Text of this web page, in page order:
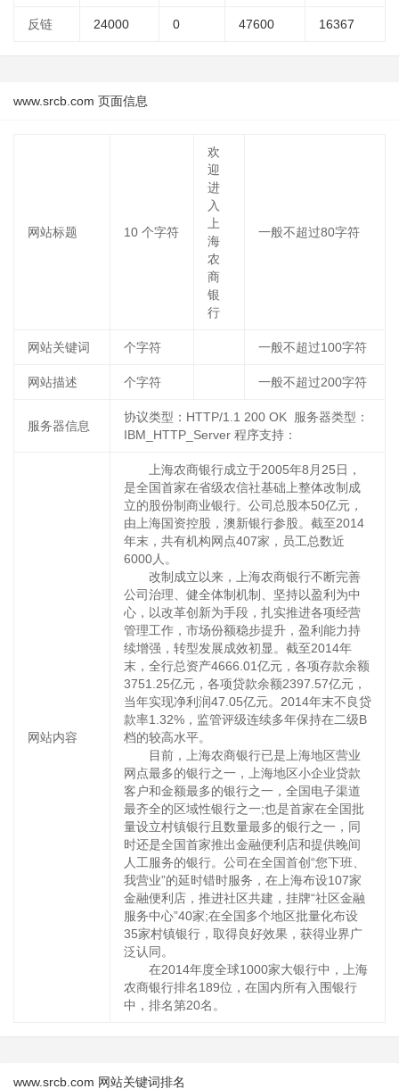
反链 24000 0 47600 16367
www.srcb.com 页面信息
网站标题 10 个字符
欢
迎
进
入
上
海
农
商
银
行
一般不超过80字符
网站关键词 个字符 一般不超过100字符
网站描述 个字符 一般不超过200字符
服务器信息
协议类型：HTTP/1.1 200 OK 服务器类型：
IBM_HTTP_Server 程序支持：
网站内容
上海农商银行成立于2005年8月25日，
是全国首家在省级农信社基础上整体改制成
立的股份制商业银行。公司总股本50亿元，
由上海国资控股，澳新银行参股。截至2014
年末，共有机构网点407家，员工总数近
6000人。
改制成立以来，上海农商银行不断完善
公司治理、健全体制机制、坚持以盈利为中
心，以改革创新为手段，扎实推进各项经营
管理工作，市场份额稳步提升，盈利能力持
续增强，转型发展成效初显。截至2014年
末，全行总资产4666.01亿元，各项存款余额
3751.25亿元，各项贷款余额2397.57亿元，
当年实现净利润47.05亿元。2014年末不良贷
款率1.32%，监管评级连续多年保持在二级B
档的较高水平。
目前，上海农商银行已是上海地区营业
网点最多的银行之一，上海地区小企业贷款
客户和金额最多的银行之一，全国电子渠道
最齐全的区域性银行之一;也是首家在全国批
量设立村镇银行且数量最多的银行之一，同
时还是全国首家推出金融便利店和提供晚间
人工服务的银行。公司在全国首创“您下班、
我营业”的延时错时服务，在上海布设107家
金融便利店，推进社区共建，挂牌“社区金融
服务中心”40家;在全国多个地区批量化布设
35家村镇银行，取得良好效果，获得业界广
泛认同。
在2014年度全球1000家大银行中，上海
农商银行排名189位，在国内所有入围银行
中，排名第20名。
www.srcb.com 网站关键词排名